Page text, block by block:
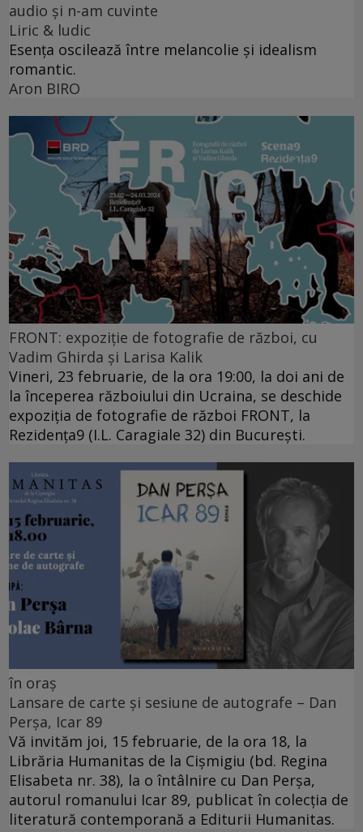
audio şi n-am cuvinte
Liric & ludic
Esența oscilează între melancolie și idealism
romantic.
Aron BIRO
FRONT: expoziție de fotografie de război, cu
Vadim Ghirda și Larisa Kalik
Vineri, 23 februarie, de la ora 19:00, la doi ani de
la începerea războiului din Ucraina, se deschide
expoziția de fotografie de război FRONT, la
Rezidența9 (I.L. Caragiale 32) din București.
în oraș
Lansare de carte și sesiune de autografe – Dan
Perșa, Icar 89
Vă invităm joi, 15 februarie, de la ora 18, la
Librăria Humanitas de la Cişmigiu (bd. Regina
Elisabeta nr. 38), la o întâlnire cu Dan Perșa,
autorul romanului Icar 89, publicat în colecția de
literatură contemporană a Editurii Humanitas.